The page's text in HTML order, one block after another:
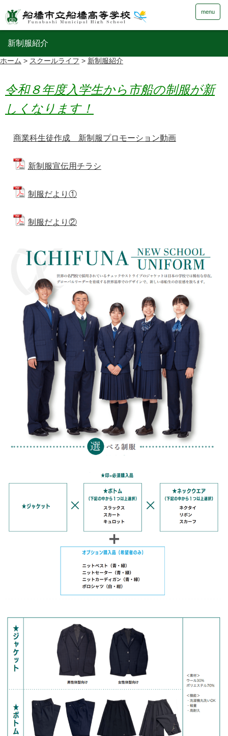
menu
新制服紹介
ホーム > スクールライフ > 新制服紹介
令和８年度入学生から市船の制服が新
しくなります！
商業科生徒作成 新制服プロモーション動画
新制服宣伝用チラシ
制服だより①
制服だより②